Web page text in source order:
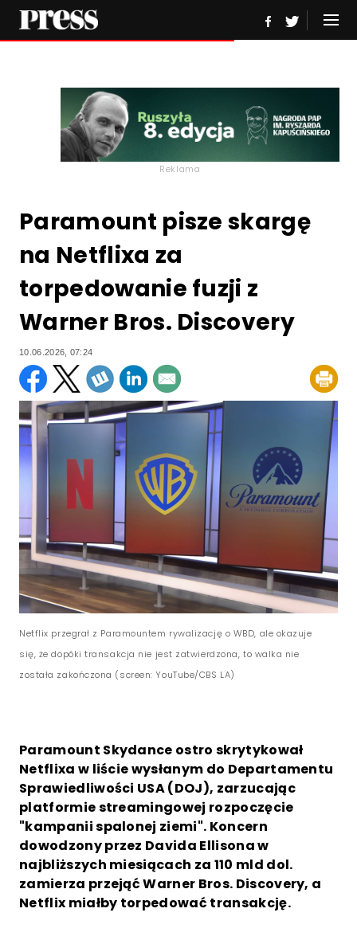
Reklama
Paramount pisze skargę
na Netflixa za
torpedowanie fuzji z
Warner Bros. Discovery
10.06.2026, 07:24
Netflix przegrał z Paramountem rywalizację o WBD, ale okazuje
się, że dopóki transakcja nie jest zatwierdzona, to walka nie
została zakończona (screen: YouTube/CBS LA)
Paramount Skydance ostro skrytykował
Netflixa w liście wysłanym do Departamentu
Sprawiedliwości USA (DOJ), zarzucając
platformie streamingowej rozpoczęcie
"kampanii spalonej ziemi". Koncern
dowodzony przez Davida Ellisona w
najbliższych miesiącach za 110 mld dol.
zamierza przejąć Warner Bros. Discovery, a
Netflix miałby torpedować transakcję.